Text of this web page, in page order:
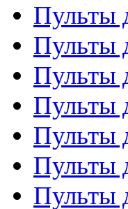
Пульты
Пульты
Пульты
Пульты
Пульты
Пульты
Пульты